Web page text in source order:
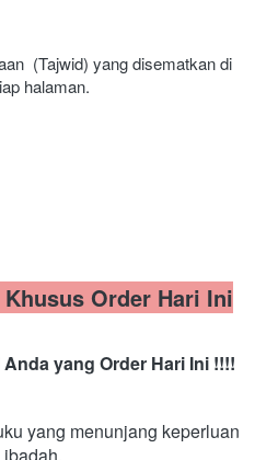
(Tajwid) yang disematkan di
halaman.
Order Hari Ini
yang Order Hari Ini !!!!
yang menunjang keperluan